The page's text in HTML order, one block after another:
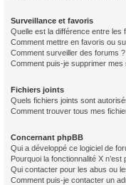
Surveillance et favoris
Quelle est la différence entre les
Comment mettre en favoris ou
Comment surveiller des forums ?
Comment puis-je supprimer
Fichiers joints
Quels fichiers joints sont
Comment trouver tous mes
Concernant phpBB
Qui a développé ce logiciel de
Pourquoi la fonctionnalité X n’est
Qui contacter pour les abus ou
Comment puis-je contacter un